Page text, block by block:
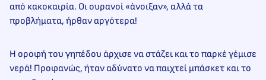
από κακοκαιρία. Οι ουρανοί «άνοιξαν», αλλά τα
προβλήματα, ήρθαν αργότερα!
Η οροφή του γηπέδου άρχισε να στάζει και το παρκέ γέμισε
νερά! Προφανώς, ήταν αδύνατο να παιχτεί μπάσκετ και το